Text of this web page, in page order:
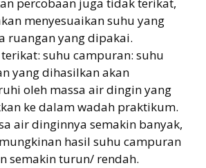
percobaan juga tidak terikat,
menyesuaikan suhu yang
ruangan yang dipakai.
suhu campuran: suhu
yang dihasilkan akan
oleh massa air dingin yang
ke dalam wadah praktikum.
air dinginnya semakin banyak,
hasil suhu campuran
semakin turun/ rendah.